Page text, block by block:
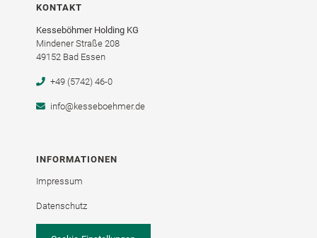
KONTAKT
Kesseböhmer Holding KG
Mindener Straße 208
49152 Bad Essen
+49 (5742) 46-0
info@kesseboehmer.de
INFORMATIONEN
Impressum
Datenschutz